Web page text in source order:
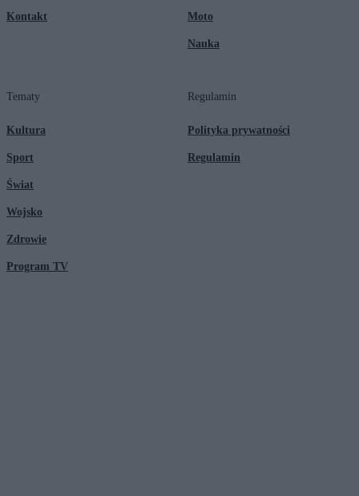
Kontakt Moto
Nauka
Tematy
Kultura
Sport
Świat
Wojsko
Zdrowie
Program TV
Regulamin
Polityka prywatności
Regulamin